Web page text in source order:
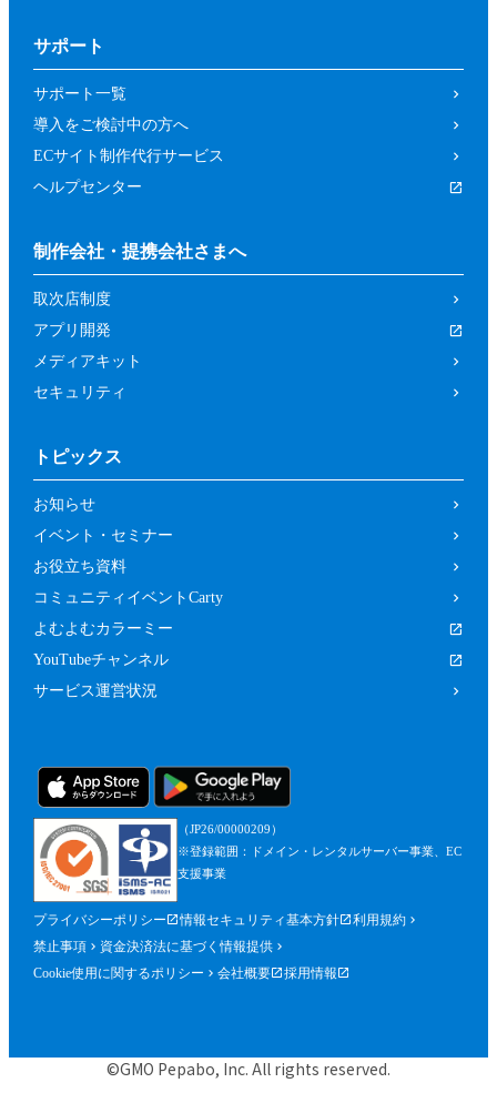
サポート
サポート一覧
導入をご検討中の方へ
ECサイト制作代行サービス
ヘルプセンター
制作会社・提携会社さまへ
取次店制度
アプリ開発
メディアキット
セキュリティ
トピックス
お知らせ
イベント・セミナー
お役立ち資料
コミュニティイベントCarty
よむよむカラーミー
YouTubeチャンネル
サービス運営状況
（JP26/00000209）
※登録範囲：ドメイン・レンタルサーバー事業、EC
支援事業
プライバシーポリシー 情報セキュリティ基本方針
利用規約
禁止事項
資金決済法に基づく情報提供
Cookie使用に関するポリシー
会社概要 採用情報
©GMO Pepabo, Inc. All rights reserved.